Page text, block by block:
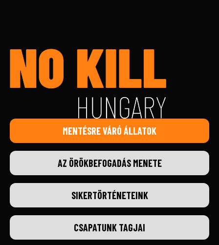
MENTÉSRE VÁRÓ ÁLLATOK
AZ ÖRÖKBEFOGADÁS MENETE
SIKERTÖRTÉNETEINK
CSAPATUNK TAGJAI